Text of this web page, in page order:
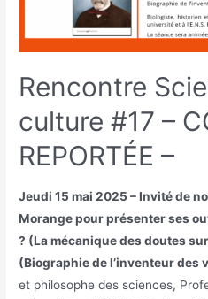
Rencontre
culture #17 –
REPORTÉE –
Jeudi 15 mai 2025 – Invité de
Morange pour présenter ses
? (La mécanique des doutes
(Biographie de l’inventeur des
et philosophe des sciences,